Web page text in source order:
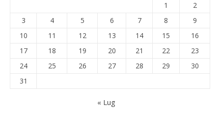
1
2
3
4 5 6 7 8
9
10
11 12 13 14 15
16
17
18 19 20 21 22
23
24
25 26 27 28 29
30
31
« Lug